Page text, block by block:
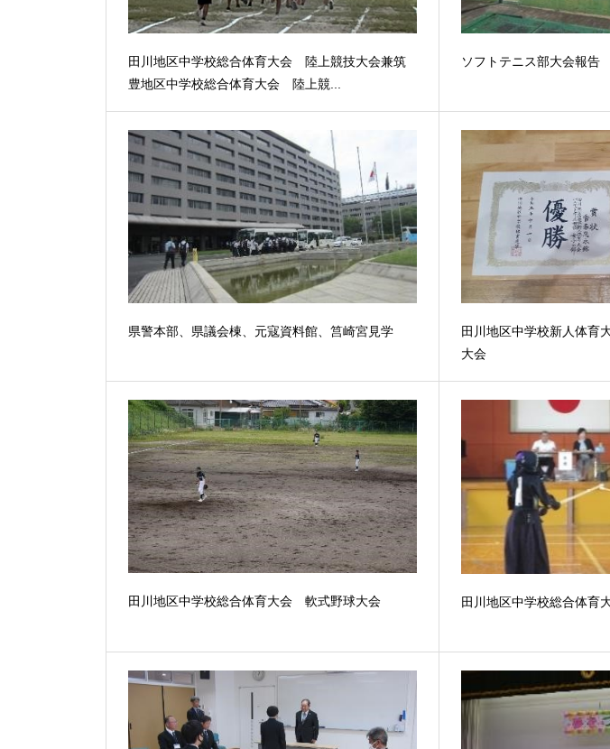
田川地区中学校総合体育大会 陸上競技大会兼筑
豊地区中学校総合体育大会 陸上競...
ソフトテニス部大会報告
県警本部、県議会棟、元寇資料館、筥崎宮見学
田川地区中学校新人体
大会
田川地区中学校総合体育大会 軟式野球大会 田川地区中学校総合体